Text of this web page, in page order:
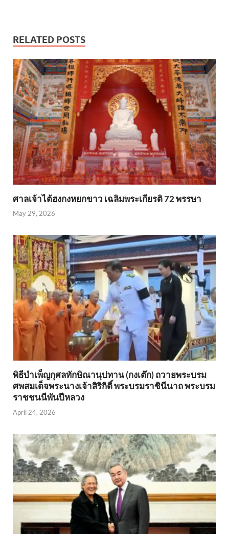
RELATED POSTS
ศาลเจ้าไต้ฮงกงหยกขาว เฉลิมพระเกียรติ 72 พรรษา
May 29, 2026
พิธีบำเพ็ญกุศลทักษิณานุปทาน (กงเต๊ก) ถวายพระบรม
ศพสมเด็จพระนางเจ้าสิริกิติ์ พระบรมราชินีนาถ พระบรม
ราชชนนีพันปีหลวง
April 24, 2026